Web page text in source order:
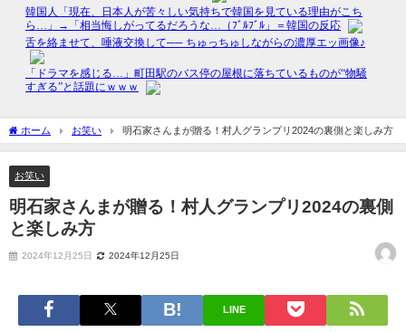
ホーム お笑い 明石家さんまが贈る！村人グランプリ2024の裏側と楽しみ方
お笑い
明石家さんまが贈る！村人グランプリ2024の裏側
と楽しみ方
2024年12月25日 2024年12月25日
LINE